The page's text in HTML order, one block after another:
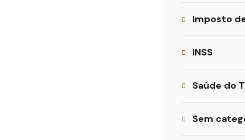
Imposto
INSS
Saúde do
Sem